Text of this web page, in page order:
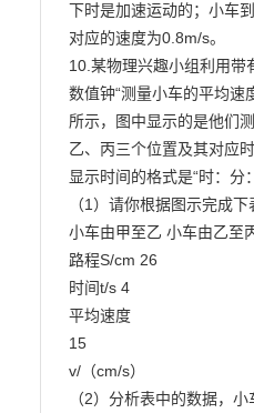
下时是加速运动的；小车
对应的速度为0.8m/s。
10.某物理兴趣小组利用带
数值钟“测量小车的平均速
所示，图中显示的是他们
乙、丙三个位置及其对应时
显示时间的格式是“时：分
（1）请你根据图示完成下
小车由甲至乙 小车由乙至
路程S/cm 26
时间t/s 4
平均速度
15
v/（cm/s）
（2）分析表中的数据，